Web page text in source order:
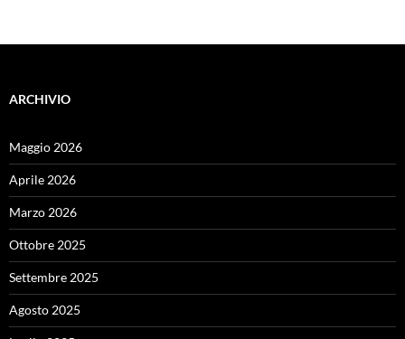
ARCHIVIO
Maggio 2026
Aprile 2026
Marzo 2026
Ottobre 2025
Settembre 2025
Agosto 2025